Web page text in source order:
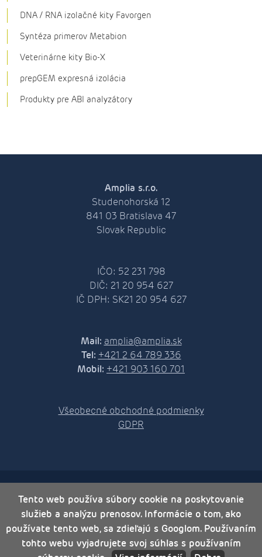
DNA / RNA izolačné kity Favorgen
Syntéza primerov Metabion
Veterinárne kity Bio-X
prepGEM expresná izolácia
Produkty pre ABI analyzátory
Amplia s.r.o.
Studenohorská 12
841 03 Bratislava 47
Slovak Republic
IČO: 52 231 798
DIČ: 21 20 954 627
IČ DPH: SK21 20 954 627
Mail: amplia@amplia.sk
Tel: +421 2 64 789 336
Mobil: +421 903 160 701
Všeobecné obchodné podmienky
GDPR
© 2026 Amplia s. r. o.
Tvorba web stránoka redakčný systémodAlejTech, spol. s r.o.
Tento web používa súbory cookie na poskytovanie
služieb a analýzu prenosov. Informácie o tom, ako
používate tento web, sa zdieľajú s Googlom. Používaním
tohto webu vyjadrujete svoj súhlas s používaním